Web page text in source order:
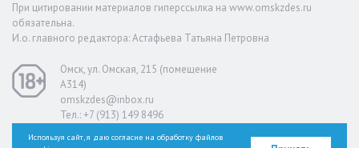
При цитировании материалов гиперссылка на www.omskzdes.ru
обязательна.
И.о. главного редактора: Астафьева Татьяна Петровна
Омск, ул. Омская, 215 (помещение
А314)
omskzdes@inbox.ru
Тел.: +7 (913) 149 8496
Используя сайт, я даю согласие на обработку файлов